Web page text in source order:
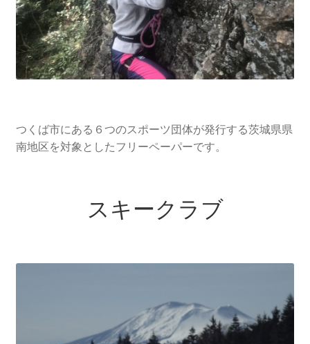
つくば市にある６つのスポーツ団体が発行する茨城県県
南地区を対象としたフリーペーパーです。
スキークラブ